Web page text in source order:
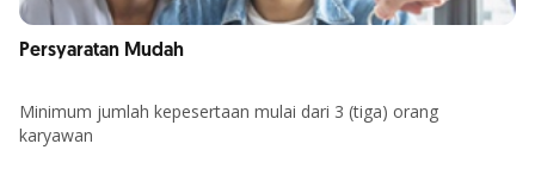
Persyaratan Mudah
Minimum jumlah kepesertaan mulai dari 3 (tiga) orang
karyawan